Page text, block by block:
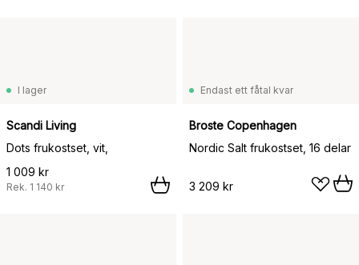
I lager
Scandi Living
Dots frukostset, vit,
1 009 kr
Rek. 1 140 kr
Endast ett fåtal kvar
Broste Copenhagen
Nordic Salt frukostset, 16 delar
3 209 kr